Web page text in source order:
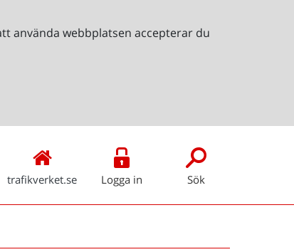
använda webbplatsen accepterar du
trafikverket.se Logga in Sök